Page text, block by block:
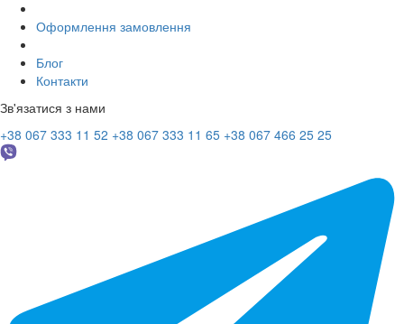
Оформлення замовлення
Блог
Контакти
Зв'язатися з нами
+38 067 333 11 52 +38 067 333 11 65 +38 067 466 25 25